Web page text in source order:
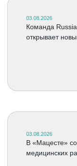
03.08.2026
Команда
открывает
03.08.2026
В «Мацесте»
медицинских